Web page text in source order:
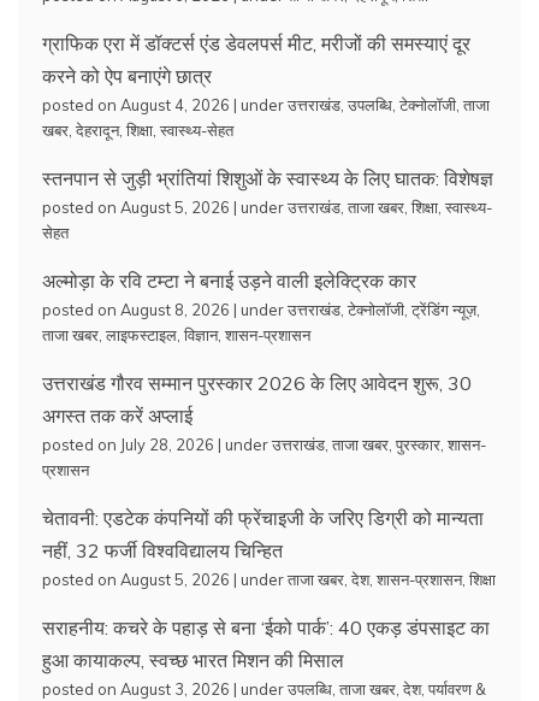
ग्राफिक एरा में डॉक्टर्स एंड डेवलपर्स मीट, मरीजों की समस्याएं दूर
करने को ऐप बनाएंगे छात्र
posted on August 4, 2026 | underउत्तराखंड उपलब्धि टेक्नोलॉजी ताजा
खबर देहरादून, शिक्षा स्वास्थ्य-सेहत
स्तनपान से जुड़ी भ्रांतियां शिशुओं के स्वास्थ्य के लिए घातक: विशेषज्ञ
posted on August 5, 2026 | underउत्तराखंड ताजा खबर शिक्षा स्वास्थ्य-
सेहत
अल्मोड़ा के रवि टम्टा ने बनाई उड़ने वाली इलेक्ट्रिक कार
posted on August 8, 2026 | underउत्तराखंड टेक्नोलॉजी ट्रेंडिंग न्यूज़,
ताजा खबर लाइफस्टाइल विज्ञान, शासन-प्रशासन
उत्तराखंड गौरव सम्मान पुरस्कार 2026 के लिए आवेदन शुरू, 30
अगस्त तक करें अप्लाई
posted on July 28, 2026 | underउत्तराखंड ताजा खबर पुरस्कार शासन-
प्रशासन
चेतावनी: एडटेक कंपनियों की फ्रेंचाइजी के जरिए डिग्री को मान्यता
नहीं, 32 फर्जी विश्वविद्यालय चिन्हित
posted on August 5, 2026 | underताजा खबर देश, शासन-प्रशासन, शिक्षा
सराहनीय: कचरे के पहाड़ से बना ‘ईको पार्क’: 40 एकड़ डंपसाइट का
हुआ कायाकल्प, स्वच्छ भारत मिशन की मिसाल
posted on August 3, 2026 | underउपलब्धि ताजा खबर देश, पर्यावरण &